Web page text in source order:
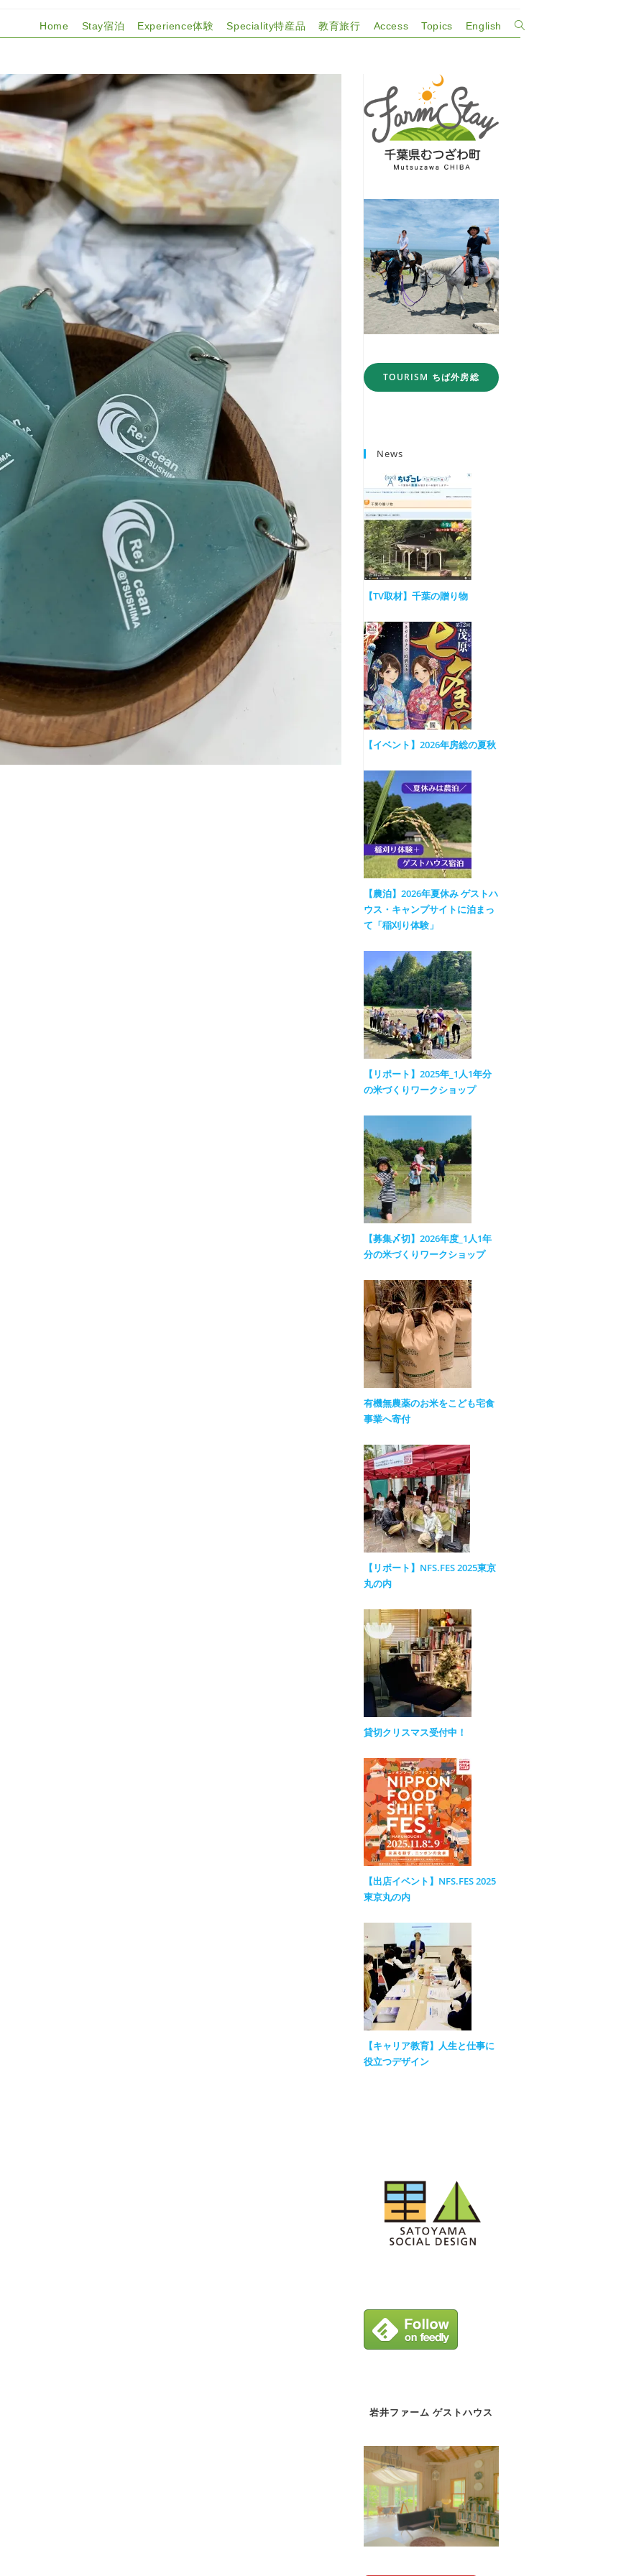
Home Stay宿泊 Experience体験 Speciality特産品 教育旅行 Access Topics English
ウ
ェ
TOURISM ちば外房総
News
【TV取材】千葉の贈り物
【イベント】2026年房総の夏秋
【農泊】2026年夏休み ゲストハ
ウス・キャンプサイトに泊まっ
て「稲刈り体験」
【リポート】2025年_1人1年分
の米づくりワークショップ
【募集〆切】2026年度_1人1年
分の米づくりワークショップ
有機無農薬のお米をこども宅食
事業へ寄付
【リポート】NFS.FES 2025東京
丸の内
貸切クリスマス受付中！
【出店イベント】NFS.FES 2025
東京丸の内
【キャリア教育】人生と仕事に
役立つデザイン
岩井ファーム ゲストハウス